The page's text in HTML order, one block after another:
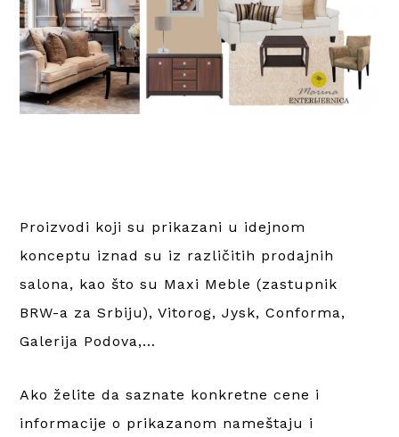
Proizvodi koji su prikazani u idejnom
konceptu iznad su iz različitih prodajnih
salona, kao što su Maxi Meble (zastupnik
BRW-a za Srbiju), Vitorog, Jysk, Conforma,
Galerija Podova,…
Ako želite da saznate konkretne cene i
informacije o prikazanom nameštaju i